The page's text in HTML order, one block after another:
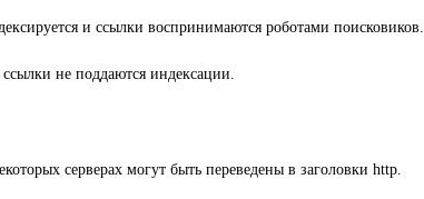
и ссылки воспринимаются роботами поисковиков.
не поддаются индексации.
серверах могут быть переведены в заголовки http.